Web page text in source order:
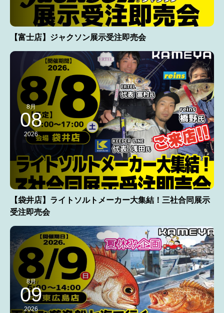
【富士店】ジャクソン展示受注即売会
8月
08
2026
【袋井店】ライトソルトメーカー大集結！三社合同展示
受注即売会
8月
09
2026